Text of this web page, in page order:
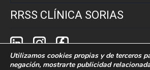
RRSS CLÍNICA SORIAS
Utilizamos cookies propias y de terceros
negación, mostrarte publicidad